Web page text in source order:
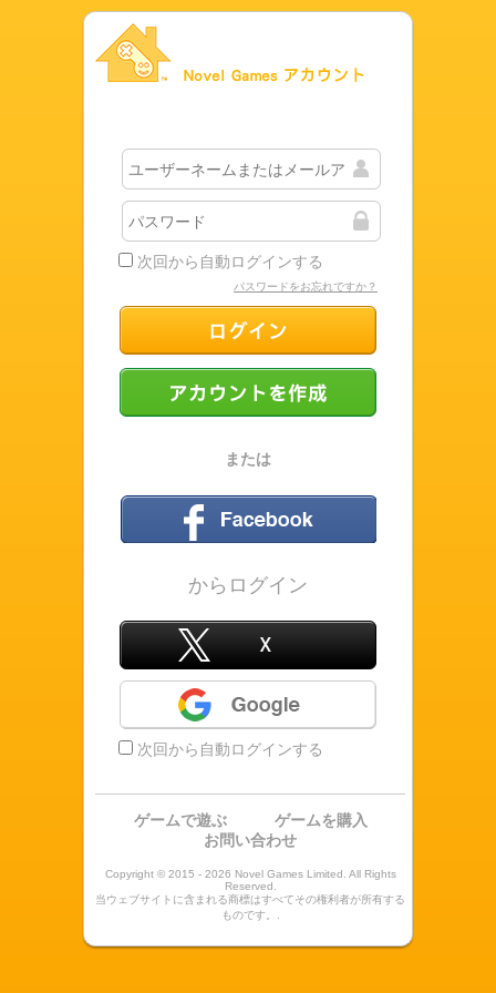
次回から自動ログインする
パスワードをお忘れですか？
または
からログイン
X
Google
次回から自動ログインする
ゲームで遊ぶ
ゲームを購入
お問い合わせ
Copyright © 2015 - 2026 Novel Games Limited. All Rights
Reserved.
当ウェブサイトに含まれる商標はすべてその権利者が所有する
ものです。.